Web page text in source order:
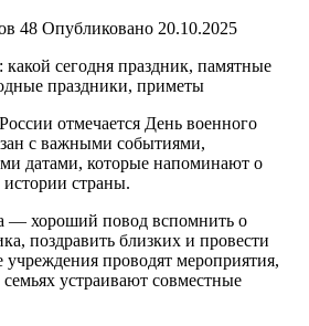
48 Опубликовано 20.10.2025
отмечается День военного
с важными событиями,
датами, которые напоминают о
страны.
— хороший повод вспомнить о
поздравить близких и провести
проводят мероприятия,
устраивают совместные